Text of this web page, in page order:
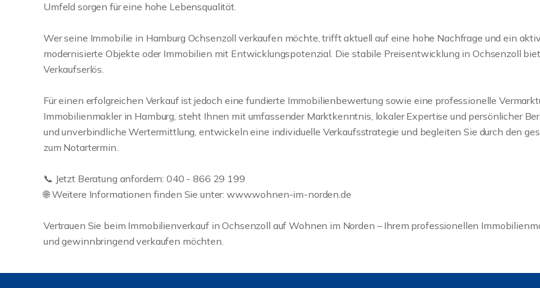
Umfeld sorgen für eine hohe Lebensqualität.
Wer seine Immobilie in Hamburg Ochsenzoll verkaufen möchte, trifft aktuell auf eine hohe Nachfrage und ein
modernisierte Objekte oder Immobilien mit Entwicklungspotenzial. Die stabile Preisentwicklung in Ochsenzoll
Verkaufserlös.
Für einen erfolgreichen Verkauf ist jedoch eine fundierte Immobilienbewertung sowie eine professionelle
Immobilienmakler in Hamburg, steht Ihnen mit umfassender Marktkenntnis, lokaler Expertise und persönlicher
und unverbindliche Wertermittlung, entwickeln eine individuelle Verkaufsstrategie und begleiten Sie durch den
zum Notartermin.
📞 Jetzt Beratung anfordern: 040 - 866 29 199
🌐 Weitere Informationen finden Sie unter: www.wohnen-im-norden.de
Vertrauen Sie beim Immobilienverkauf in Ochsenzoll auf Wohnen im Norden – Ihrem professionellen
und gewinnbringend verkaufen möchten.